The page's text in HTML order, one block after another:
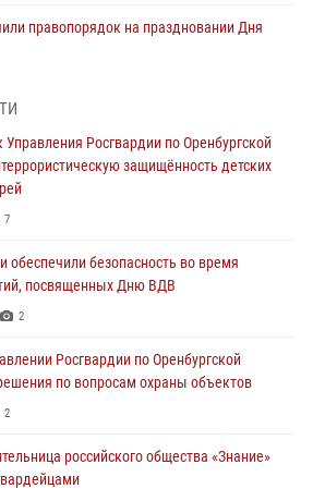
правопорядок на праздновании Дня
области проверили готовность детских
ОМОН «Кобра» Росгвардии в Оренбурге
вневедомственной охраны Росгвардии
Управления Росгвардии по Оренбургской
защищённость детских
7
обеспечили безопасность во время
посвященных Дню ВДВ
2
Росгвардии по Оренбургской
по вопросам охраны объектов
2
российского общества «Знание»